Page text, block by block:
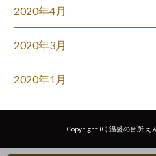
2020年4月
2020年3月
2020年1月
Copyright (C) 温盛の台所 え